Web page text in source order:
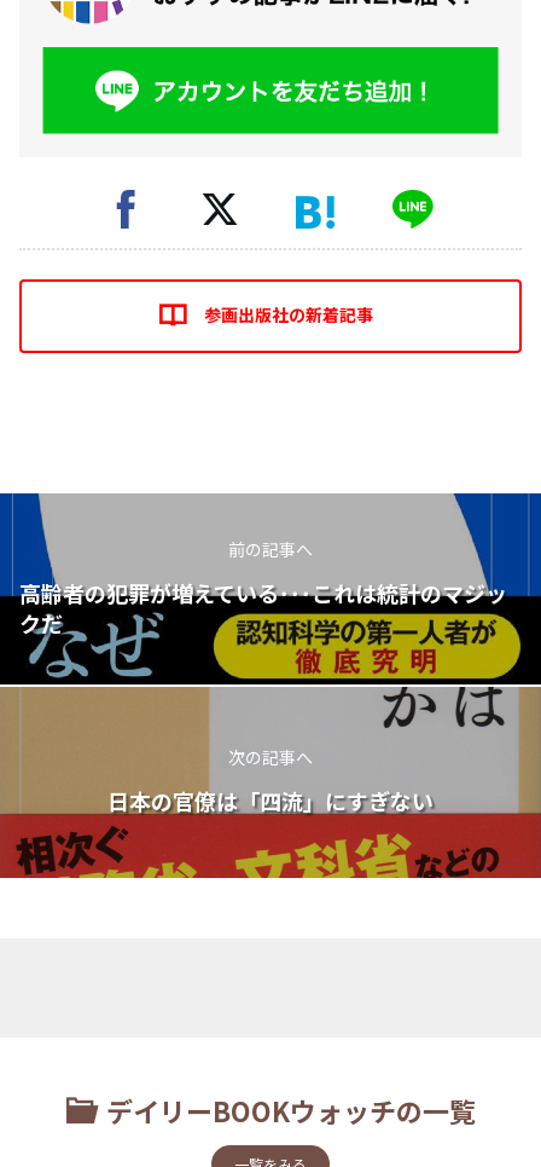
参画出版社の新着記事
前の記事へ
高齢者の犯罪が増えている･･･これは統計のマジッ
クだ
次の記事へ
日本の官僚は「四流」にすぎない
デイリーBOOKウォッチの一覧